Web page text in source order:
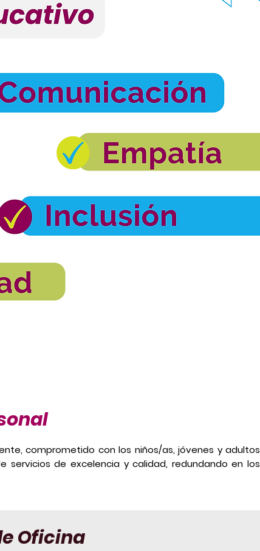
comprometido con los niños/as, jóvenes y adultos
servicios de excelencia y calidad, redundando en los
Oficina